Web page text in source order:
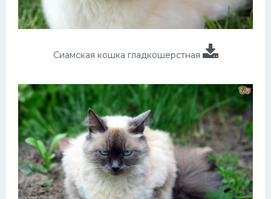
Сиамская кошка гладкошерстная